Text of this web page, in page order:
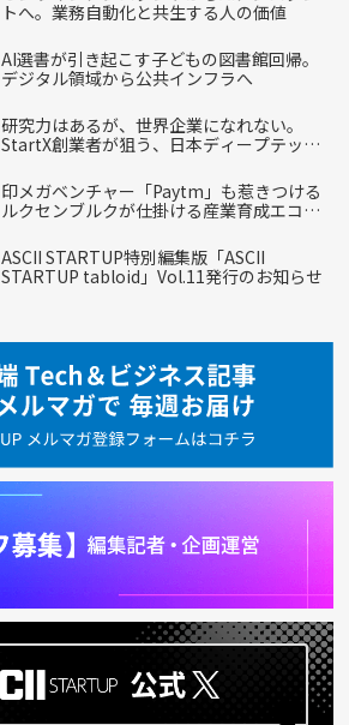
トへ。業務自動化と共生する人の価値
AI選書が引き起こす子どもの図書館回帰。
デジタル領域から公共インフラへ
研究力はあるが、世界企業になれない。
StartX創業者が狙う、日本ディープテック
印メガベンチャー「Paytm」も惹きつける
ルクセンブルクが仕掛ける産業育成エコシ
ASCII STARTUP特別編集版「ASCII
STARTUP tabloid」Vol.11発行のお知らせ